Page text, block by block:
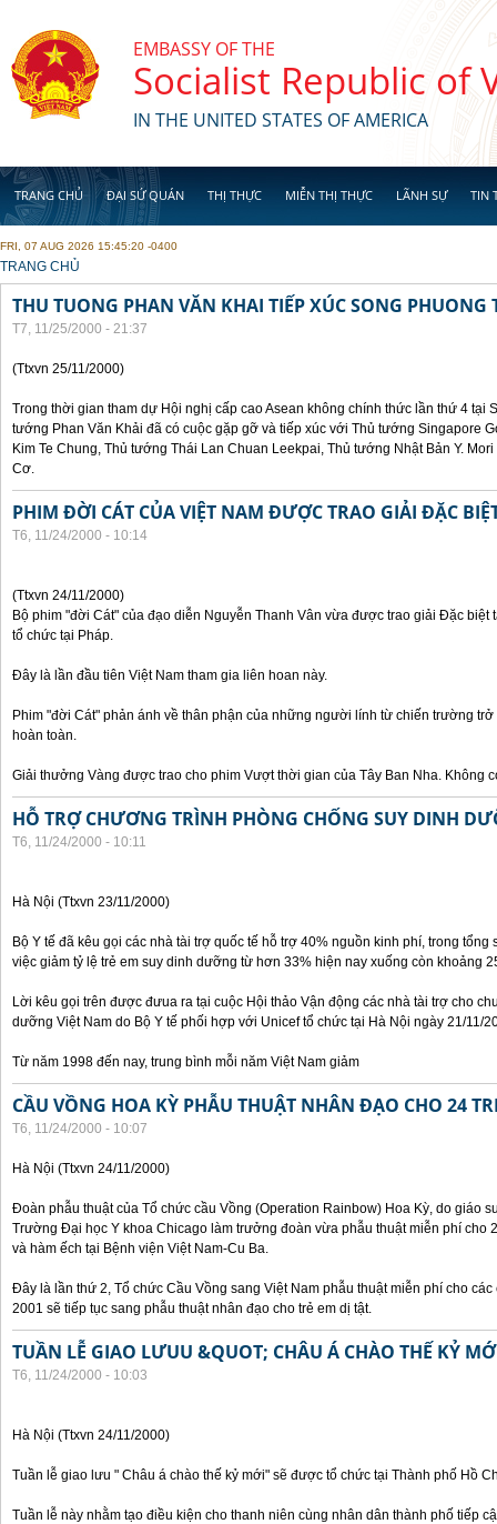
EMBASSY OF THE
Socialist Republic of
IN THE UNITED STATES OF AMERICA
TRANG CHỦ ĐẠI SỨ QUÁN THỊ THỰC MIỄN THỊ THỰC LÃNH SỰ TIN
FRI, 07 AUG 2026 15:45:20 -0400
YOU ARE HERE
TRANG CHỦ
THU TUONG PHAN VĂN KHAI TIẾP XÚC SONG PHUONG
T7, 11/25/2000 - 21:37
(Ttxvn 25/11/2000)
Trong thời gian tham dự Hội nghị cấp cao Asean không chính thức lần thứ 4 tại
tướng Phan Văn Khải đã có cuộc gặp gỡ và tiếp xúc với Thủ tướng Singapore
Kim Te Chung, Thủ tướng Thái Lan Chuan Leekpai, Thủ tướng Nhật Bản Y.
Cơ.
PHIM ĐỜI CÁT CỦA VIỆT NAM ĐƯỢC TRAO GIẢI ĐẶC
T6, 11/24/2000 - 10:14
(Ttxvn 24/11/2000)
Bộ phim "đời Cát" của đạo diễn Nguyễn Thanh Vân vừa được trao giải Đặc biệt
tổ chức tại Pháp.
Đây là lần đầu tiên Việt Nam tham gia liên hoan này.
Phim "đời Cát" phản ánh về thân phận của những người lính từ chiến trường
hoàn toàn.
Giải thưởng Vàng được trao cho phim Vượt thời gian của Tây Ban Nha. Không
HỖ TRỢ CHƯƠNG TRÌNH PHÒNG CHỐNG SUY DINH
T6, 11/24/2000 - 10:11
Hà Nội (Ttxvn 23/11/2000)
Bộ Y tế đã kêu gọi các nhà tài trợ quốc tế hỗ trợ 40% nguồn kinh phí, trong tổng
việc giảm tỷ lệ trẻ em suy dinh dưỡng từ hơn 33% hiện nay xuống còn khoảng
Lời kêu gọi trên được đưua ra tại cuộc Hội thảo Vận động các nhà tài trợ cho
dưỡng Việt Nam do Bộ Y tế phối hợp với Unicef tổ chức tại Hà Nội ngày 21/11/
Từ năm 1998 đến nay, trung bình mỗi năm Việt Nam giảm
CẦU VỒNG HOA KỲ PHẪU THUẬT NHÂN ĐẠO CHO 24
T6, 11/24/2000 - 10:07
Hà Nội (Ttxvn 24/11/2000)
Đoàn phẫu thuật của Tổ chức cầu Vồng (Operation Rainbow) Hoa Kỳ, do giáo
Trường Đại học Y khoa Chicago làm trưởng đoàn vừa phẫu thuật miễn phí cho
và hàm ếch tại Bệnh viện Việt Nam-Cu Ba.
Đây là lần thứ 2, Tổ chức Cầu Vồng sang Việt Nam phẫu thuật miễn phí cho
2001 sẽ tiếp tục sang phẫu thuật nhân đạo cho trẻ em dị tật.
TUẦN LỄ GIAO LƯUU &QUOT; CHÂU Á CHÀO THẾ KỶ
T6, 11/24/2000 - 10:03
Hà Nội (Ttxvn 24/11/2000)
Tuần lễ giao lưu " Châu á chào thế kỷ mới" sẽ được tổ chức tại Thành phố Hồ
Tuần lễ này nhằm tạo điều kiện cho thanh niên cùng nhân dân thành phố tiếp